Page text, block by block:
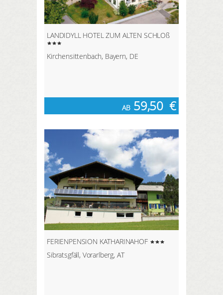
LANDIDYLL HOTEL ZUM ALTEN SCHLOß
Kirchensittenbach, Bayern, DE
AB 59,50 €
FERIENPENSION KATHARINAHOF
Sibratsgfäll, Vorarlberg, AT